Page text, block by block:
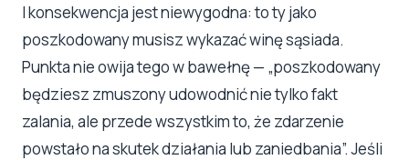
I konsekwencja jest niewygodna: to ty jako
poszkodowany musisz wykazać winę sąsiada.
Punkta nie owija tego w bawełnę — „poszkodowany
będziesz zmuszony udowodnić nie tylko fakt
zalania, ale przede wszystkim to, że zdarzenie
powstało na skutek działania lub zaniedbania”. Jeśli